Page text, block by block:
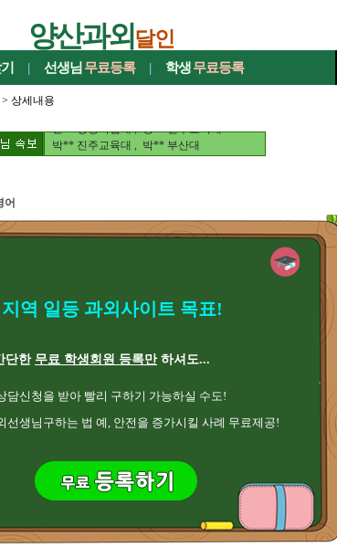
양산과외 달인
| 선생님 무료등록 | 학생무료등록
> 상세내용
박** 진주교육대 , 박** 부산대
서** 아오야마가쿠인대 , 박** 진주교육대
이** 경상국립대 , 우** 경상국립대
신** 경상국립대 , 강** 진주교육대
정** 경상국립대 , 이** 경상국립대
어
지역 일등 과외사이트 목표!
단한 무료 학생회원 등록만하셔도...
담신청을 받아 빨리 구하기 가능하실 수도!
선생님구하는 법 예, 안전을 증가시킬 사례 무료제공!